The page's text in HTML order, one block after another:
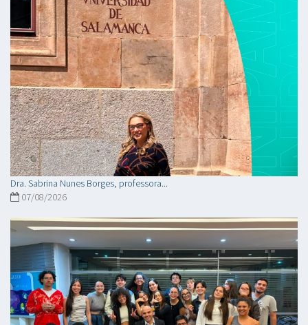
Dra. Sabrina Nunes Borges, professora...
07/08/2026